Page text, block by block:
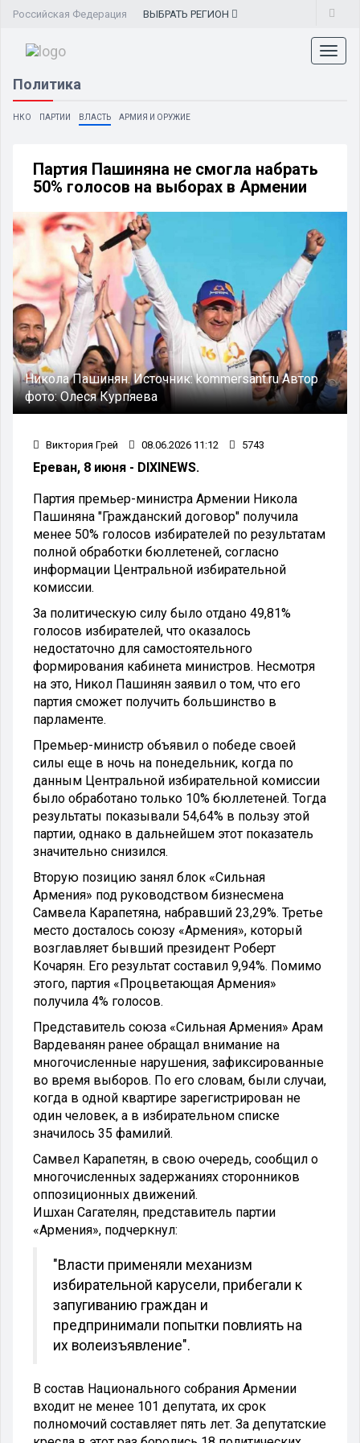
Российская Федерация ВЫБРАТЬ РЕГИОН
Политика
НКО ПАРТИИ ВЛАСТЬ АРМИЯ И ОРУЖИЕ
Партия Пашиняна не смогла набрать
50% голосов на выборах в Армении
Никола Пашинян.Источник:kommersant.ruАвтор
фото:Олеся Курпяева
Виктория Грей 08.06.2026 11:12 5743
Ереван, 8 июня - DIXINEWS.
Партия премьер-министра Армении Никола
Пашиняна "Гражданский договор" получила
менее 50% голосов избирателей по результатам
полной обработки бюллетеней, согласно
информации Центральной избирательной
комиссии.
За политическую силу было отдано 49,81%
голосов избирателей, что оказалось
недостаточно для самостоятельного
формирования кабинета министров. Несмотря
на это, Никол Пашинян заявил о том, что его
партия сможет получить большинство в
парламенте.
Премьер-министр объявил о победе своей
силы еще в ночь на понедельник, когда по
данным Центральной избирательной комиссии
было обработано только 10% бюллетеней. Тогда
результаты показывали 54,64% в пользу этой
партии, однако в дальнейшем этот показатель
значительно снизился.
Вторую позицию занял блок «Сильная
Армения» под руководством бизнесмена
Самвела Карапетяна, набравший 23,29%. Третье
место досталось союзу «Армения», который
возглавляет бывший президент Роберт
Кочарян. Его результат составил 9,94%. Помимо
этого, партия «Процветающая Армения»
получила 4% голосов.
Представитель союза «Сильная Армения» Арам
Вардеванян ранее обращал внимание на
многочисленные нарушения, зафиксированные
во время выборов. По его словам, были случаи,
когда в одной квартире зарегистрирован не
один человек, а в избирательном списке
значилось 35 фамилий.
Самвел Карапетян, в свою очередь, сообщил о
многочисленных задержаниях сторонников
оппозиционных движений.
Ишхан Сагателян, представитель партии
«Армения», подчеркнул:
"Власти применяли механизм
избирательной карусели, прибегали к
запугиванию граждан и
предпринимали попытки повлиять на
их волеизъявление".
В состав Национального собрания Армении
входит не менее 101 депутата, их срок
полномочий составляет пять лет. За депутатские